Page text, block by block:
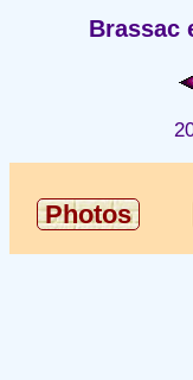
Brassac
Photos